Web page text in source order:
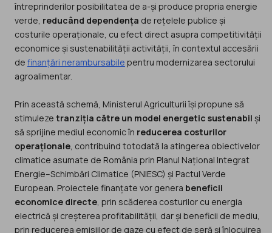
întreprinderilor posibilitatea de a-și produce propria energie
verde, reducând dependența de rețelele publice și
costurile operaționale, cu efect direct asupra competitivității
economice și sustenabilității activității, în contextul accesării
de finanțări nerambursabile pentru modernizarea sectorului
agroalimentar.
Prin această schemă, Ministerul Agriculturii își propune să
stimuleze tranziția către un model energetic sustenabil și
să sprijine mediul economic în reducerea costurilor
operaționale, contribuind totodată la atingerea obiectivelor
climatice asumate de România prin Planul Național Integrat
Energie–Schimbări Climatice (PNIESC) și Pactul Verde
European. Proiectele finanțate vor genera beneficii
economice directe, prin scăderea costurilor cu energia
electrică și creșterea profitabilității, dar și beneficii de mediu,
prin reducerea emisiilor de gaze cu efect de seră și înlocuirea